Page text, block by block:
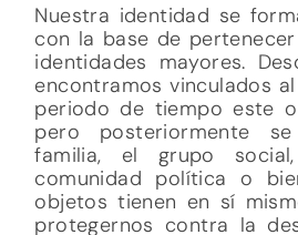
Nuestra identidad se
con la base de
identidades mayores.
encontramos vinculados
periodo de tiempo este
pero posteriormente
familia, el grupo
comunidad política o
objetos tienen en sí
protegernos contra la